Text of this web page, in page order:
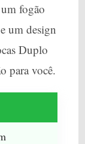
fogão
um design
Duplo
para você.